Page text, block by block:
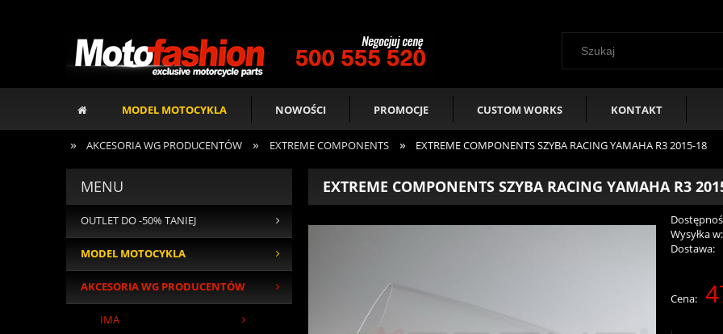
MODEL MOTOCYKLA NOWOŚCI PROMOCJE CUSTOM WORKS KONTAKT
» AKCESORIA WG PRODUCENTÓW » EXTREME COMPONENTS » EXTREME COMPONENTS SZYBA RACING YAMAHA R3 2015-18
MENU
OUTLET DO -50% TANIEJ
MODEL MOTOCYKLA
AKCESORIA WG PRODUCENTÓW
IMA
EXTREME COMPONENTS SZYBA RACING YAMAHA R3
Wysyłka w:
Dostawa:
Cena: